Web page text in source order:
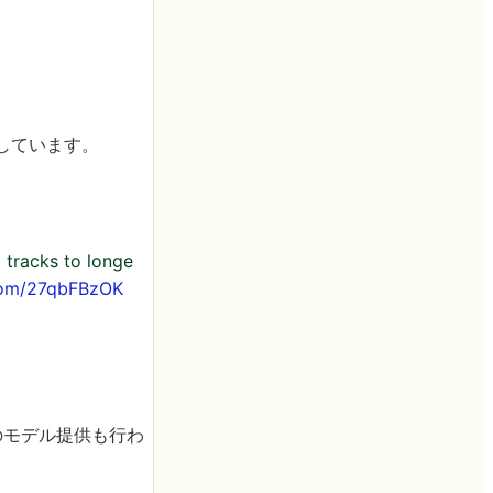
います。
tracks to longe
27qbFBzOK
デル提供も行わ